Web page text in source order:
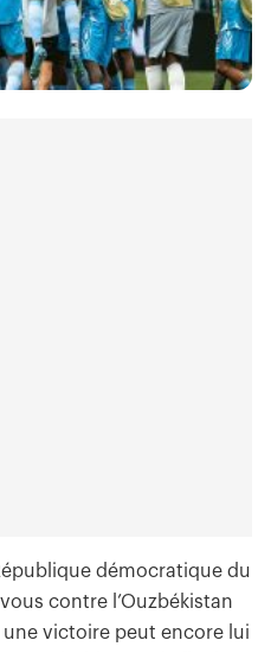
démocratique du
contre l’Ouzbékistan
victoire peut encore lui